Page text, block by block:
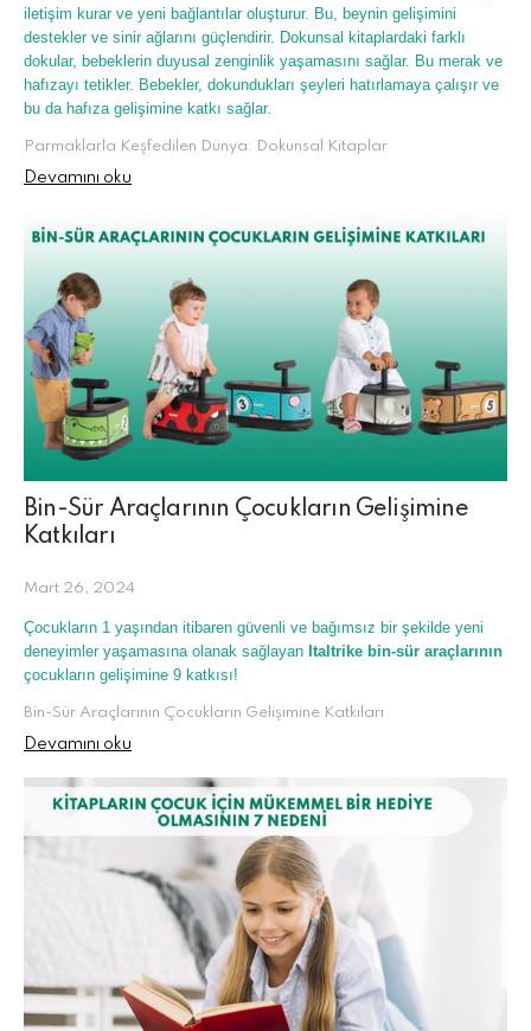
iletişim kurar ve yeni bağlantılar oluşturur. Bu, beynin gelişimini
destekler ve sinir ağlarını güçlendirir. Dokunsal kitaplardaki farklı
dokular, bebeklerin duyusal zenginlik yaşamasını sağlar. Bu merak ve
hafızayı tetikler. Bebekler, dokundukları şeyleri hatırlamaya çalışır ve
bu da hafıza gelişimine katkı sağlar.
Parmaklarla Keşfedilen Dünya: Dokunsal Kitaplar
Devamını oku
Bin-Sür Araçlarının Çocukların Gelişimine
Katkıları
Mart 26, 2024
Çocukların 1 yaşından itibaren güvenli ve bağımsız bir şekilde yeni
deneyimler yaşamasına olanak sağlayan Italtrike bin-sür araçlarının
çocukların gelişimine 9 katkısı!
Bin-Sür Araçlarının Çocukların Gelişimine Katkıları
Devamını oku